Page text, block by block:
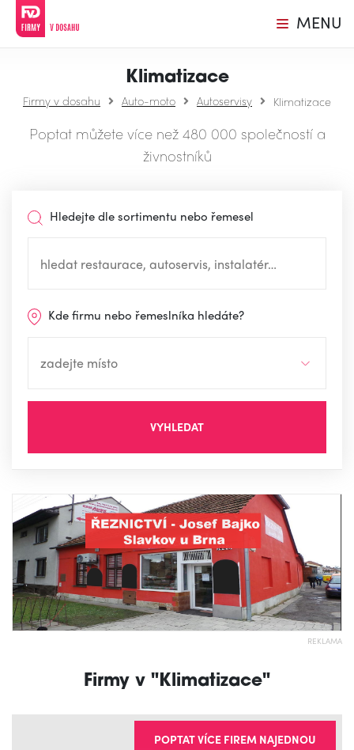
MENU
Klimatizace
Firmy v dosahu Auto-moto Autoservisy Klimatizace
Poptat můžete více než 480 000 společností a
živnostníků
Hledejte dle sortimentu nebo řemesel
Kde firmu nebo řemeslníka hledáte?
VYHLEDAT
REKLAMA
Firmy v "Klimatizace"
POPTAT VÍCE FIREM NAJEDNOU